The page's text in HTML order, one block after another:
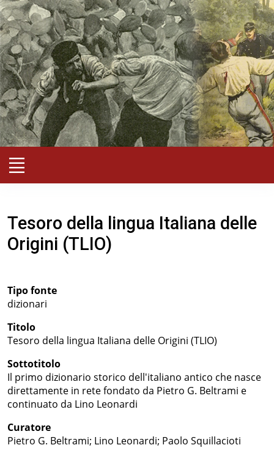
Tesoro della lingua Italiana delle
Origini (TLIO)
Tipo fonte
dizionari
Titolo
Tesoro della lingua Italiana delle Origini (TLIO)
Sottotitolo
Il primo dizionario storico dell'italiano antico che nasce
direttamente in rete fondato da Pietro G. Beltrami e
continuato da Lino Leonardi
Curatore
Pietro G. Beltrami; Lino Leonardi; Paolo Squillacioti